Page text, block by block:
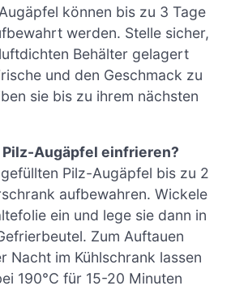
können bis zu 3 Tage
werden. Stelle sicher,
Behälter gelagert
und den Geschmack zu
sie bis zu ihrem nächsten
Augäpfel einfrieren?
Pilz-Augäpfel bis zu 2
aufbewahren. Wickele
ein und lege sie dann in
Zum Auftauen
Nacht im Kühlschrank lassen
190°C für 15-20 Minuten